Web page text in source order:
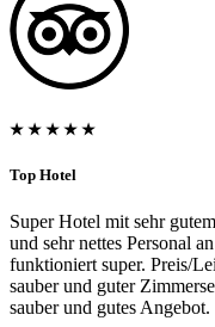
★ ★ ★ ★ ★
Top Hotel
Super Hotel mit sehr
und sehr nettes Personal
funktioniert super. Preis/
sauber und guter
sauber und gutes Angebot.